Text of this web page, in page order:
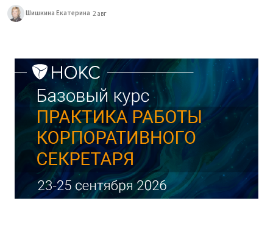
Шишкина Екатерина 2 авг